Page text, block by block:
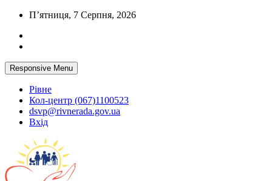
Skip
content
П’ятниця, 7 Серпня, 2026
Responsive Menu
Рівне
Кол-центр (067)1100523
dsvp@rivnerada.gov.ua
Вхід